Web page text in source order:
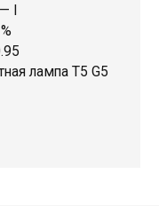
I
лампа T5 G5